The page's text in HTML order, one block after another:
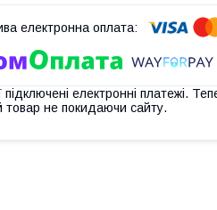
підключені електронні платежі.
товар не покидаючи сайту.